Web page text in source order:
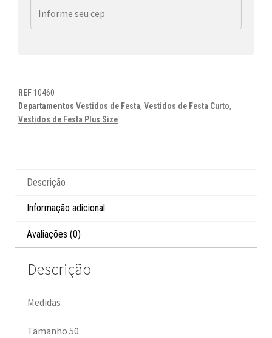
REF 10460
Departamentos Vestidos de Festa, Vestidos de Festa Curto,
Vestidos de Festa Plus Size
Descrição
Informação adicional
Avaliações (0)
Descrição
Medidas
Tamanho 50